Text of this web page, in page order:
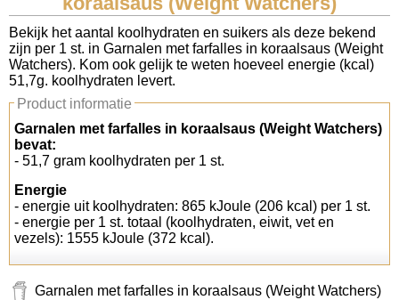
Koolhydraten tellen
Links
Bekijk het aantal koolhydraten en suikers als deze bekend
zijn per 1 st. in Garnalen met farfalles in koraalsaus (Weight
Watchers). Kom ook gelijk te weten hoeveel energie (kcal)
51,7g. koolhydraten levert.
Product informatie
Garnalen met farfalles in koraalsaus (Weight Watchers)
bevat:
- 51,7 gram koolhydraten per 1 st.
Energie
- energie uit koolhydraten: 865 kJoule (206 kcal) per 1 st.
- energie per 1 st. totaal (koolhydraten, eiwit, vet en
vezels): 1555 kJoule (372 kcal).
Garnalen met farfalles in koraalsaus (Weight Watchers)